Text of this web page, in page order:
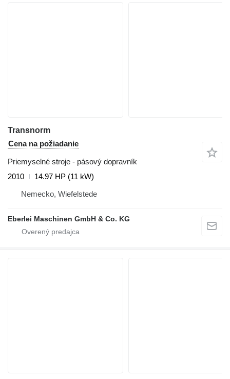
Transnorm
Cena na požiadanie
Priemyselné stroje - pásový dopravník
2010
14.97 HP (11 kW)
Nemecko, Wiefelstede
Eberlei Maschinen GmbH & Co. KG